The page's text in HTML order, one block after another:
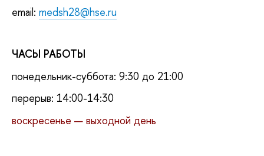
email: medsh28@hse.ru
ЧАСЫ РАБОТЫ
понедельник-суббота: 9:30 до 21:00
перерыв: 14:00-14:30
воскресенье — выходной день